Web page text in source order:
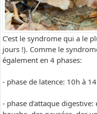
C’est le syndrome qui a le
jours !). Comme le
également en 4 phases:
- phase de latence: 10h à
- phase d’attaque